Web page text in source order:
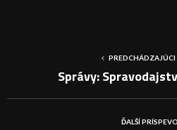
PREDCHÁDZAJÚCI
Správy:
ĎALŠÍ